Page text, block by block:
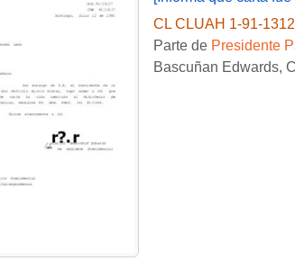
CL CLUAH 1-91-
Parte de Presidente
Bascuñan Edwards,